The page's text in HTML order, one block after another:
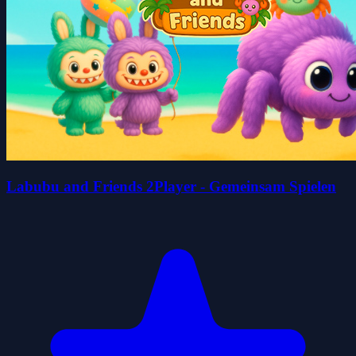
Labubu and Friends 2Player - Gemeinsam Spielen